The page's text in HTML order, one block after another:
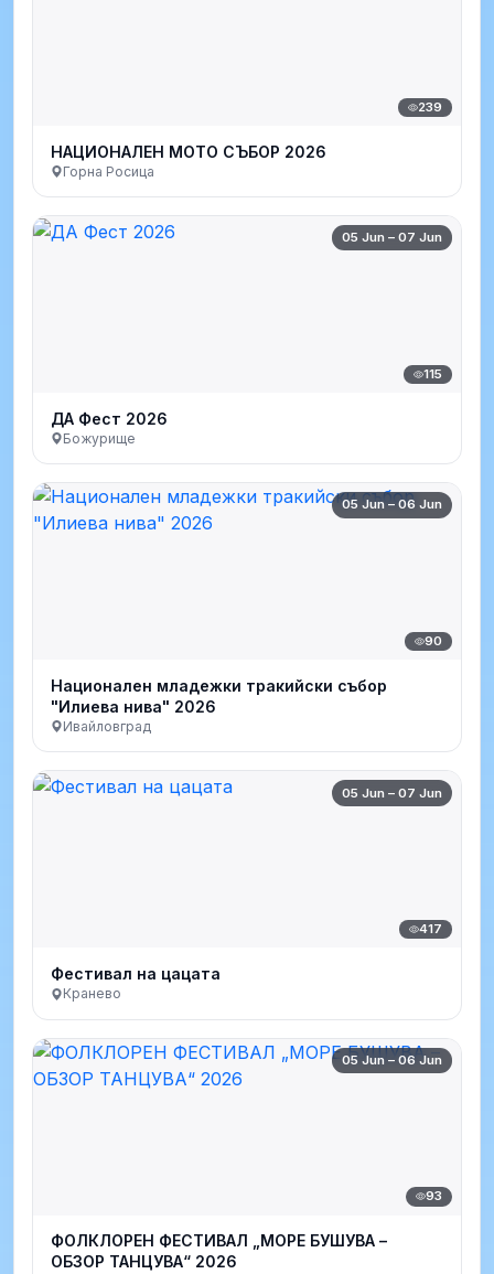
239
НАЦИОНАЛЕН МОТО СЪБОР 2026
Горна Росица
05 Jun – 07 Jun
115
ДА Фест 2026
Божурище
05 Jun – 06 Jun
90
Национален младежки тракийски събор
"Илиева нива" 2026
Ивайловград
05 Jun – 07 Jun
417
Фестивал на цацата
Кранево
05 Jun – 06 Jun
93
ФОЛКЛОРЕН ФЕСТИВАЛ „МОРЕ БУШУВА –
ОБЗОР ТАНЦУВА“ 2026